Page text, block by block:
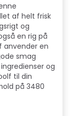
af helt frisk
og
en rig på
anvender en
smag
og
til din
på 3480